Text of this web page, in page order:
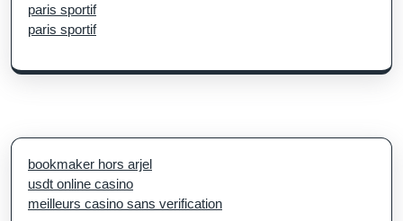
paris sportif
paris sportif
bookmaker hors arjel
usdt online casino
meilleurs casino sans verification